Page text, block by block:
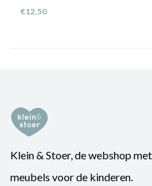
€12,50
Klein & Stoer, de webshop
meubels voor de kinderen.